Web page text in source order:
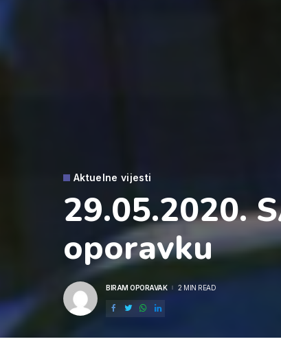
Aktuelne vijesti
29.05.2020.
oporavku
POSTED
BIRAM OPORAVAK 2 MIN READ